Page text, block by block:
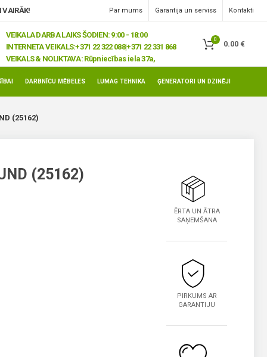
VAIRĀK! Par mums Garantija un serviss Kontakti
VEIKALA DARBA LAIKS ŠODIEN: 9:00 - 18:00
INTERNETA VEIKALS:+371 22 322 088|+371 22 331 868
VEIKALS & NOLIKTAVA: Rūpniecības iela 37a,
0
0.00 €
DARBNĪCU MĒBELES LUMAG TEHNIKA ĢENERATORI UN DZINĒJI
(25162)
(25162)
ĒRTA UN ĀTRA
SAŅEMŠANA
PIRKUMS AR
GARANTIJU